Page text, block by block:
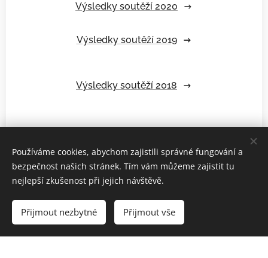
Výsledky soutěží 2020
Výsledky soutěží 2019
Výsledky soutěží 2018
Výsledky soutěží 2017
Výsledky soutěží 2016
Výsledky soutěží 2015
Používáme cookies, abychom zajistili správné fungování a
bezpečnost našich stránek. Tím vám můžeme zajistit tu
nejlepší zkušenost při jejich návštěvě.
Přijmout nezbytné Přijmout vše